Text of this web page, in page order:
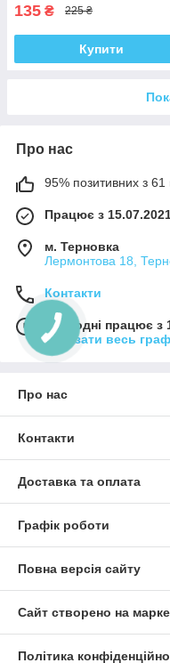
135 ₴ 225 ₴
Купити
Про нас
95% позитивних з 61
Працює з
м. Терновка
Лермонтова 18,
Контакти
Сьогодні працює
Показати весь
Про нас
Контакти
Доставка та оплата
Графік роботи
Повна версія сайту
Сайт створено на
Політика